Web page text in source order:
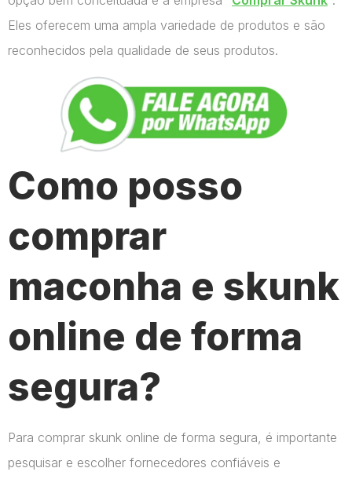
Eles oferecem uma ampla variedade de produtos e são
reconhecidos pela qualidade de seus produtos.
Como posso
comprar
maconha e skunk
online de forma
segura?
Para comprar skunk online de forma segura, é importante
pesquisar e escolher fornecedores confiáveis e